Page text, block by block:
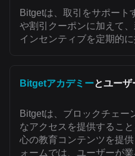
Bitgetは、取引をサポート
や割引クーポンに加えて
インセンティブを定期的に
Bitgetアカデミーとユーザ
Bitgetは、ブロックチェー
なアクセスを提供するこ
心の教育コンテンツを提
ォームでは、ユーザーが